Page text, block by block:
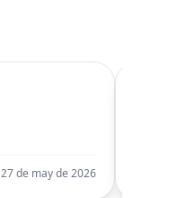
27 de may de 2026